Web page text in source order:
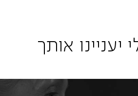
יעניינו אותך